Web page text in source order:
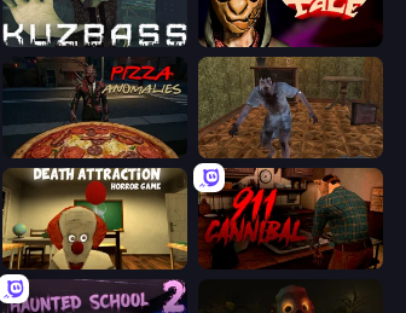
Kuzbass Horror Horror Tale
Pizza Anomalies Creepy Granny Scream: Scary Freddy
Death Attraction: Horror Game 911: Cannibal